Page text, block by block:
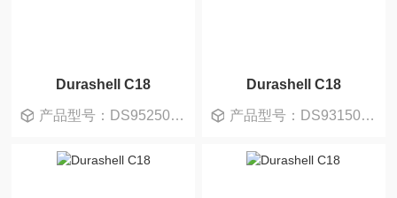
Durashell C18
产品型号：DS952505-0
Durashell C18
产品型号：DS931505-0